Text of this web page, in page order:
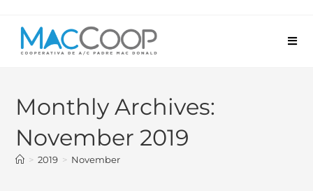
Monthly Archives:
November 2019
> 2019 > November